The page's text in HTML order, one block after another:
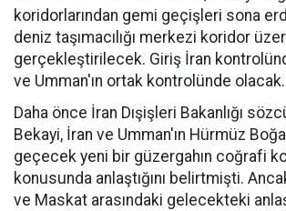
koridorlarından gemi geçişleri sona
deniz taşımacılığı merkezi koridor
gerçekleştirilecek. Giriş İran
ve Umman'ın ortak kontrolünde olacak.
Daha önce İran Dışişleri Bakanlığı
Bekayi, İran ve Umman'ın Hürmüz
geçecek yeni bir güzergahın coğrafi
konusunda anlaştığını belirtmişti.
ve Maskat arasındaki gelecekteki